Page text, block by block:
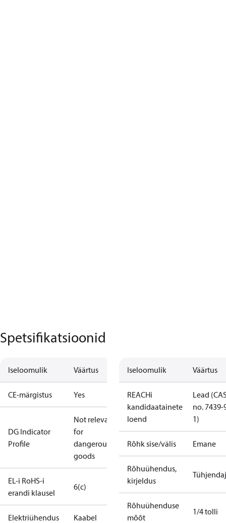
Spetsifikatsioonid
Iseloomulik Väärtus
CE-märgistus Yes
DG Indicator
Profile
Not relevant
for
dangerous
goods
EL-i RoHS-i
erandi klausel
6(c)
Elektriühendus Kaabel
Iseloomulik Väärtus
REACHi
kandidaatainete
loend
Lead
no. 7439-
1)
Rõhk sise/välis Emane
Rõhuühendus,
kirjeldus
Rõhuühenduse
mõõt
1/4 tolli